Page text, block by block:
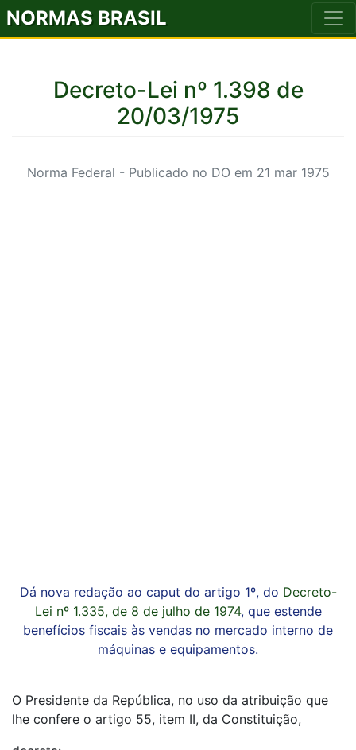
NORMAS BRASIL
Decreto-Lei nº 1.398 de
20/03/1975
Norma Federal - Publicado no DO em 21 mar 1975
Dá nova redação ao caput do artigo 1º, do Decreto-
Lei nº 1.335, de 8 de julho de 1974, que estende
benefícios fiscais às vendas no mercado interno de
máquinas e equipamentos.
O Presidente da República, no uso da atribuição que
lhe confere o artigo 55, item II, da Constituição,